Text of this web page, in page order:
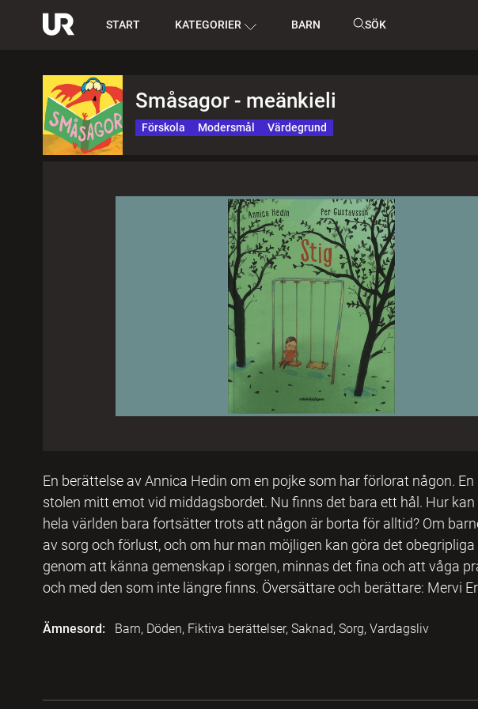
START KATEGORIER BARN SÖK
Småsagor - meänkieli
Förskola Modersmål Värdegrund
En berättelse av Annica Hedin om en pojke som har förlorat någon.
stolen mitt emot vid middagsbordet. Nu finns det bara ett hål. Hur
hela världen bara fortsätter trots att någon är borta för alltid? Om
av sorg och förlust, och om hur man möjligen kan göra det
genom att känna gemenskap i sorgen, minnas det fina och att våga
och med den som inte längre finns. Översättare och berättare: Mervi
Ämnesord: Barn, Döden, Fiktiva berättelser, Saknad, Sorg, Vardagsliv